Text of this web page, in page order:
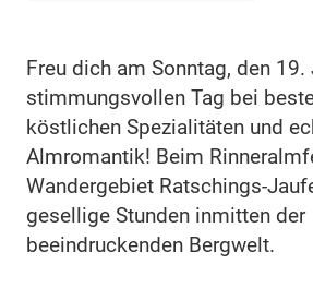
Freu dich am Sonntag, den
stimmungsvollen Tag bei
köstlichen Spezialitäten und
Almromantik! Beim
Wandergebiet Ratschings-
gesellige Stunden inmitten der
beeindruckenden Bergwelt.